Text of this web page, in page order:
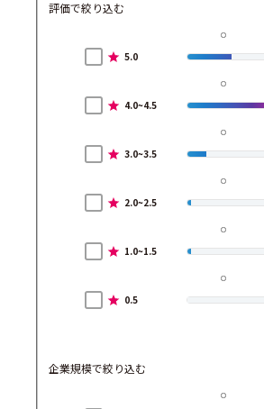
評価で絞り込む
5.0
4.0~4.5
3.0~3.5
2.0~2.5
1.0~1.5
0.5
企業規模で絞り込む